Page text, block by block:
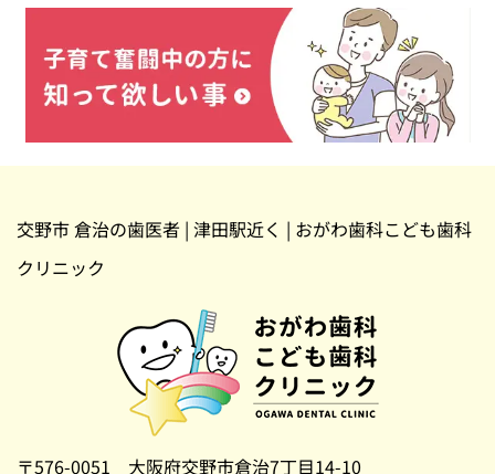
交野市 倉治の歯医者 | 津田駅近く | おがわ歯科こども歯科
クリニック
〒576-0051 大阪府交野市倉治7丁目14-10